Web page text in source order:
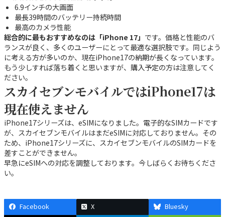
6.9インチの大画面
最長39時間のバッテリー持続時間
最高のカメラ性能
総合的に最もおすすめなのは「iPhone 17」 です。価格と性能のバ
ランスが良く、多くのユーザーにとって最適な選択肢です。同じよう
に考える方が多いのか、現在iPhone17の納期が長くなっています。
もう少しすれば落ち着くと思いますが、購入予定の方は注意してく
ださい。
スカイセブンモバイルではiPhone17は
現在使えません
iPhone17シリーズは、eSIMになりました。電子的なSIMカードです
が、スカイセブンモバイルはまだeSIMに対応しておりません。その
ため、iPhone17シリーズに、スカイセブンモバイルのSIMカードを
差すことができません。
早急にeSIMへの対応を調整しております。今しばらくお待ちくださ
い。
Facebook X
Bluesky